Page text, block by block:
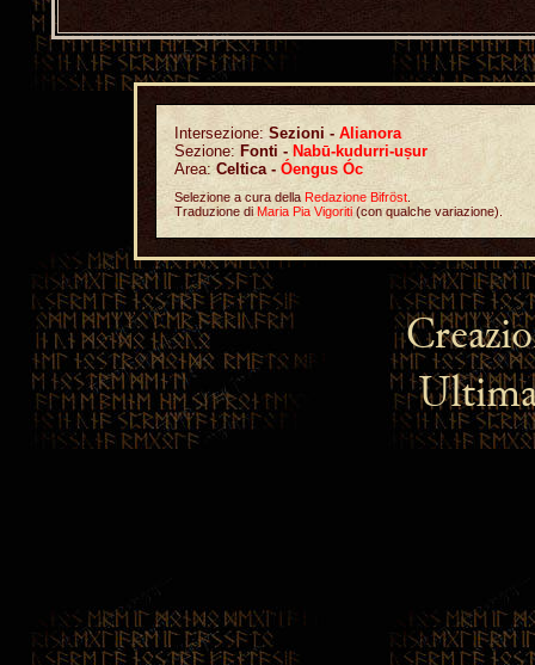
Intersezione: Sezioni -Alianora
Sezione: Fonti - Nabū-kudurri-uṣur
Area:Celtica -Óengus Óc
Selezione a cura dellaRedazione Bifröst
Traduzione di Maria Pia Vigoriti (con qualche variazione).